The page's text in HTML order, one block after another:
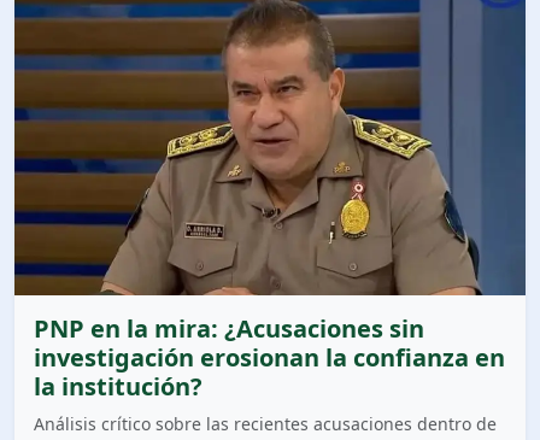
PNP en la mira: ¿Acusaciones sin
investigación erosionan la confianza en
la institución?
Análisis crítico sobre las recientes acusaciones dentro de